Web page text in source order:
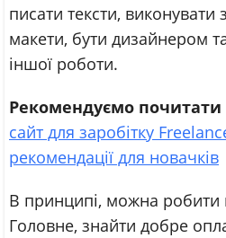
писати тексти, виконувати
макети, бути дизайнером
іншої роботи.
Рекомендуємо почитати
сайт для заробітку
рекомендації для новачків
В принципі, можна робити
Головне, знайти добре